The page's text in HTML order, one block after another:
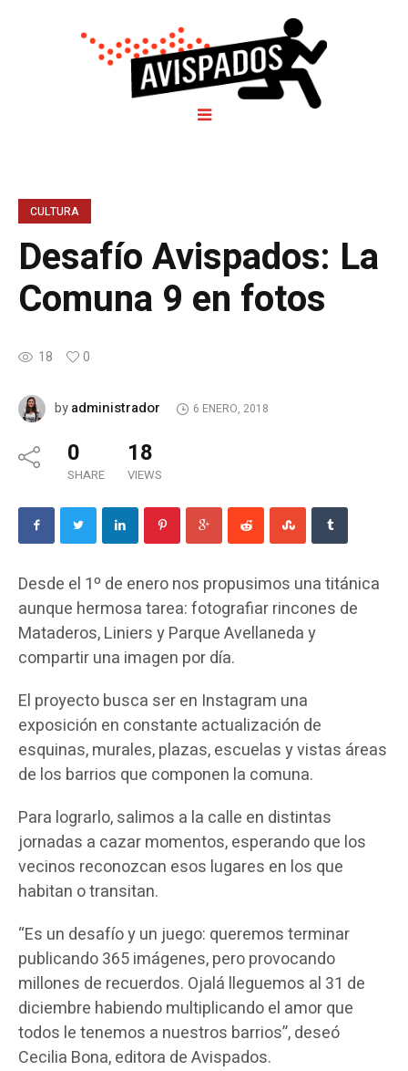
CULTURA
Desafío Avispados: La
Comuna 9 en fotos
18 0
byadministrador 6 ENERO, 2018
0
SHARE
18
VIEWS
Desde el 1º de enero nos propusimos una titánica
aunque hermosa tarea: fotografiar rincones de
Mataderos, Liniers y Parque Avellaneda y
compartir una imagen por día.
El proyecto busca ser en Instagram una
exposición en constante actualización de
esquinas, murales, plazas, escuelas y vistas áreas
de los barrios que componen la comuna.
Para lograrlo, salimos a la calle en distintas
jornadas a cazar momentos, esperando que los
vecinos reconozcan esos lugares en los que
habitan o transitan.
“Es un desafío y un juego: queremos terminar
publicando 365 imágenes, pero provocando
millones de recuerdos. Ojalá lleguemos al 31 de
diciembre habiendo multiplicando el amor que
todos le tenemos a nuestros barrios”, deseó
Cecilia Bona, editora de Avispados.